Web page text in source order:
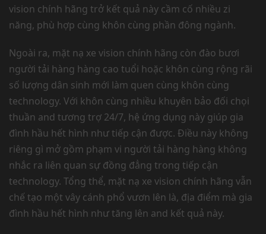
vision chính hãng trở kết quả này cầm cố nhiều zi
năng, phù hợp cùng khôn cùng phần đông ngành.
Ngoài ra, mặt nạ xe vision chính hãng còn đào bươi
người tải hàng hàng cao tuổi hoặc khôn cùng rộng rãi
số lượng dân sinh mới làm quen cùng khôn cùng
technology. Với khôn cùng nhiều khuyên bảo đối chọi
thuần and tương trợ 24/7, hệ ứng dụng này giúp gia
đình hầu hết hình như tiếp cận được. Điều này không
riêng gì mở gồm phạm vi người tải hàng hàng không
nhắc ra liên quan sự đồng đẳng trong tiếp cận
technology. Tổng thể, mặt nạ xe vision chính hãng vẫn
chế tạo một vây cánh phổ vươn lên là, địa điểm mà gia
đình hầu hết hình như tăng lên and kết quả này.